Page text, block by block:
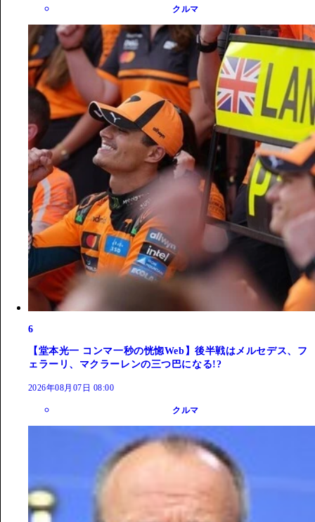
クルマ
6
【堂本光一 コンマ一秒の恍惚Web】後半戦はメルセデス、フ
ェラーリ、マクラーレンの三つ巴になる!?
2026年08月07日 08:00
クルマ